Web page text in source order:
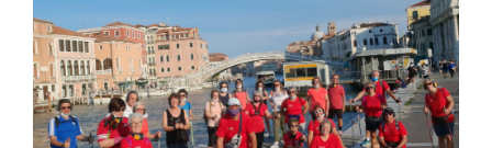
for: